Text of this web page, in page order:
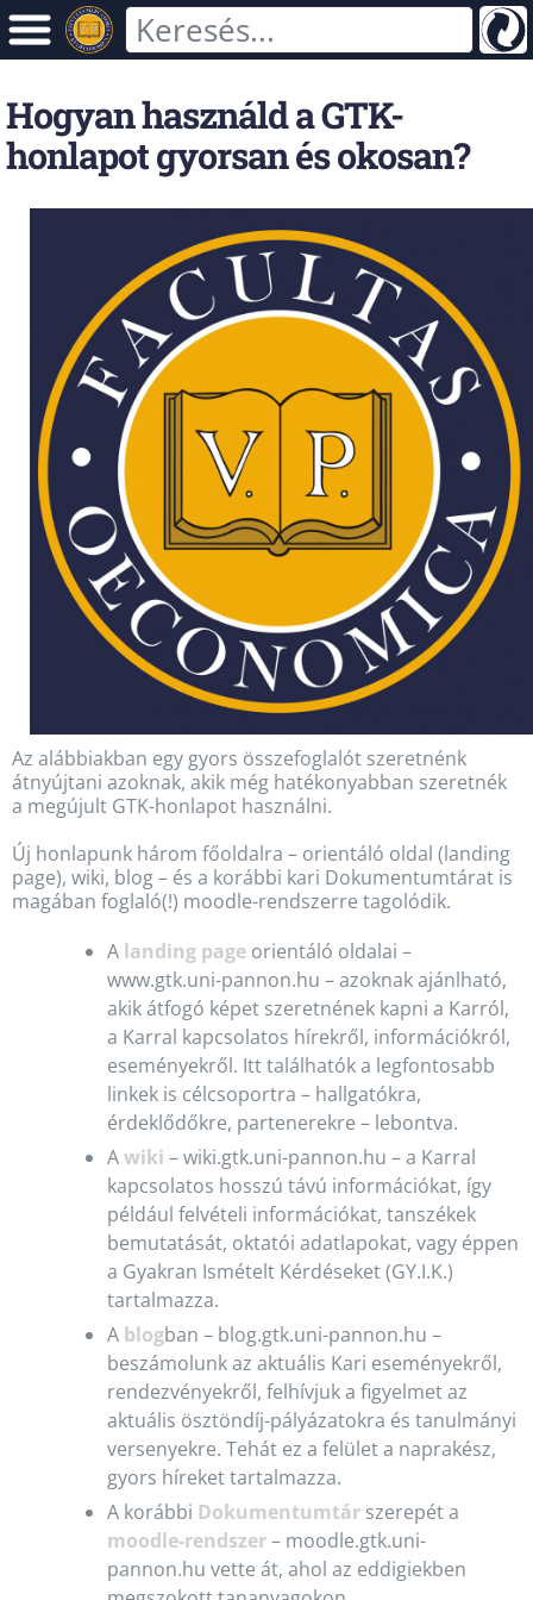
Hogyan használd a GTK-
honlapot gyorsan és okosan?
Az alábbiakban egy gyors összefoglalót szeretnénk
átnyújtani azoknak, akik még hatékonyabban szeretnék
a megújult GTK-honlapot használni.
Új honlapunk három főoldalra – orientáló oldal (landing
page), wiki, blog – és a korábbi kari Dokumentumtárat is
magában foglaló(!) moodle-rendszerre tagolódik.
A landing page orientáló oldalai –
www.gtk.uni-pannon.hu – azoknak ajánlható,
akik átfogó képet szeretnének kapni a Karról,
a Karral kapcsolatos hírekről, információkról,
eseményekről. Itt találhatók a legfontosabb
linkek is célcsoportra – hallgatókra,
érdeklődőkre, partenerekre – lebontva.
Awiki – wiki.gtk.uni-pannon.hu – a Karral
kapcsolatos hosszú távú információkat, így
például felvételi információkat, tanszékek
bemutatását, oktatói adatlapokat, vagy éppen
a Gyakran Ismételt Kérdéseket (GY.I.K.)
tartalmazza.
A blogban – blog.gtk.uni-pannon.hu –
beszámolunk az aktuális Kari eseményekről,
rendezvényekről, felhívjuk a figyelmet az
aktuális ösztöndíj-pályázatokra és tanulmányi
versenyekre. Tehát ez a felület a naprakész,
gyors híreket tartalmazza.
A korábbi Dokumentumtár szerepét a
moodle-rendszer– moodle.gtk.uni-
pannon.hu vette át, ahol az eddigiekben